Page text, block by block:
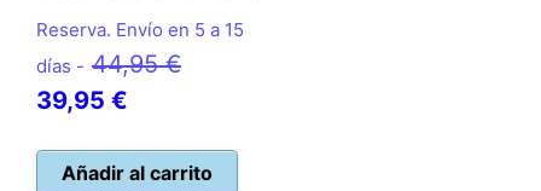
Reserva. Envío en 5 a 15
días - 44,95€El
era:
39,95 €
actual
Añadir al carrito